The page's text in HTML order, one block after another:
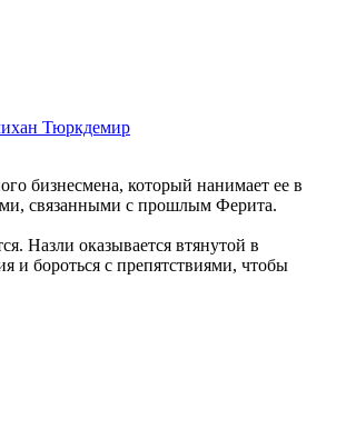
Тюркдемир
бизнесмена, который нанимает ее в
связанными с прошлым Ферита.
Назли оказывается втянутой в
и бороться с препятствиями, чтобы